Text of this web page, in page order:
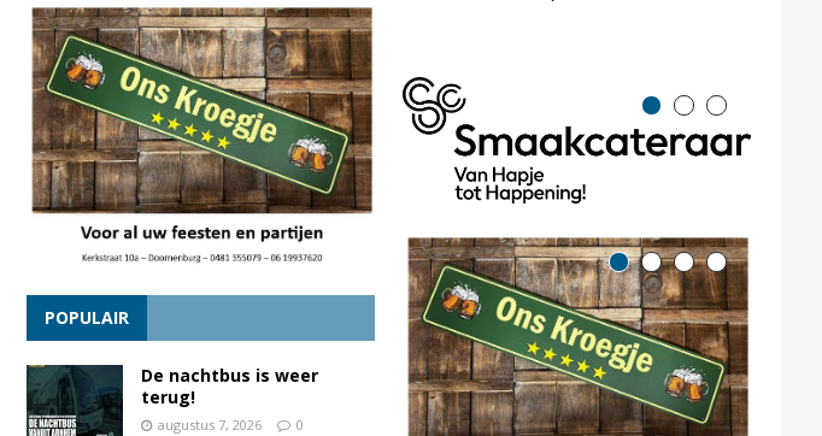
POPULAIR
De nachtbus is weer
terug!
augustus 7, 2026 0